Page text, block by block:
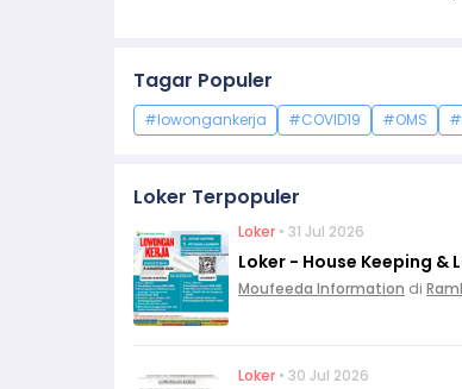
Tagar Populer
#lowongankerja #COVID19 #OMS
Loker Terpopuler
Loker • 31 Jul 2026
Loker - House Keeping &
Moufeeda Information di
Loker • 30 Jul 2026